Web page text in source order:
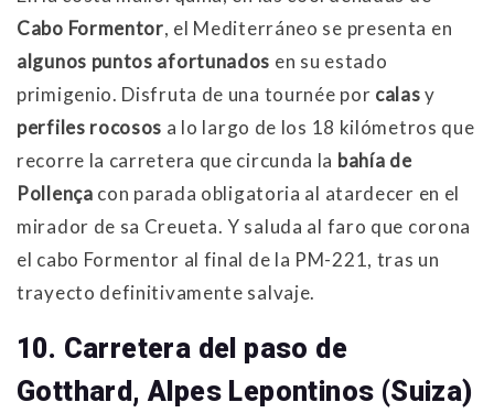
Cabo Formentor, el Mediterráneo se presenta en
algunos puntos afortunados en su estado
primigenio. Disfruta de una tournée por calasy
perfiles rocosos a lo largo de los 18 kilómetros que
recorre la carretera que circunda la bahía de
Pollença con parada obligatoria al atardecer en el
mirador de sa Creueta. Y saluda al faro que corona
el cabo Formentor al final de la PM-221, tras un
trayecto definitivamente salvaje.
10. Carretera del paso de
Gotthard, Alpes Lepontinos (Suiza)